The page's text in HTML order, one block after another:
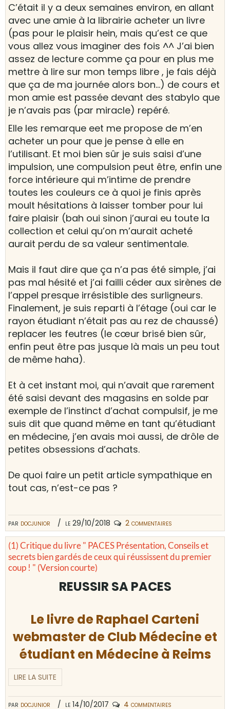
par docjunior le 29/10/2018 2 commentaires
C’était il y a deux semaines environ, en allant
avec une amie à la librairie acheter un livre
(pas pour le plaisir hein, mais qu’est ce que
vous allez vous imaginer des fois ^^ J’ai bien
assez de lecture comme ça pour en plus me
mettre à lire sur mon temps libre , je fais déjà
que ça de ma journée alors bon…) de cours et
mon amie est passée devant des stabylo que
je n’avais pas (par miracle) repéré.
Elle les remarque eet me propose de m’en
acheter un pour que je pense à elle en
l’utilisant. Et moi bien sûr je suis saisi d’une
impulsion, une compulsion peut être, enfin une
force intérieure qui m’intime de prendre
toutes les couleurs ce à quoi je finis après
moult hésitations à laisser tomber pour lui
faire plaisir (bah oui sinon j’aurai eu toute la
collection et celui qu’on m’aurait acheté
aurait perdu de sa valeur sentimentale.
Mais il faut dire que ça n’a pas été simple, j’ai
pas mal hésité et j’ai failli céder aux sirènes de
l’appel presque irrésistible des surligneurs.
Finalement, je suis reparti à l’étage (oui car le
rayon étudiant n’était pas au rez de chaussé)
replacer les feutres (le cœur brisé bien sûr,
enfin peut être pas jusque là mais un peu tout
de même haha).
Et à cet instant moi, qui n’avait que rarement
été saisi devant des magasins en solde par
exemple de l’instinct d’achat compulsif, je me
suis dit que quand même en tant qu’étudiant
en médecine, j’en avais moi aussi, de drôle de
petites obsessions d’achats.
De quoi faire un petit article sympathique en
tout cas, n’est-ce pas ?
(1) Critique du livre " PACES Présentation, Conseils et
secrets bien gardés de ceux qui réussissent du premier
coup ! " (Version courte)
par docjunior le 14/10/2017 4 commentaires
REUSSIR SA PACES
Le livre de Raphael Carteni
webmaster de Club Médecine et
étudiant en Médecine à Reims
LIRE LA SUITE